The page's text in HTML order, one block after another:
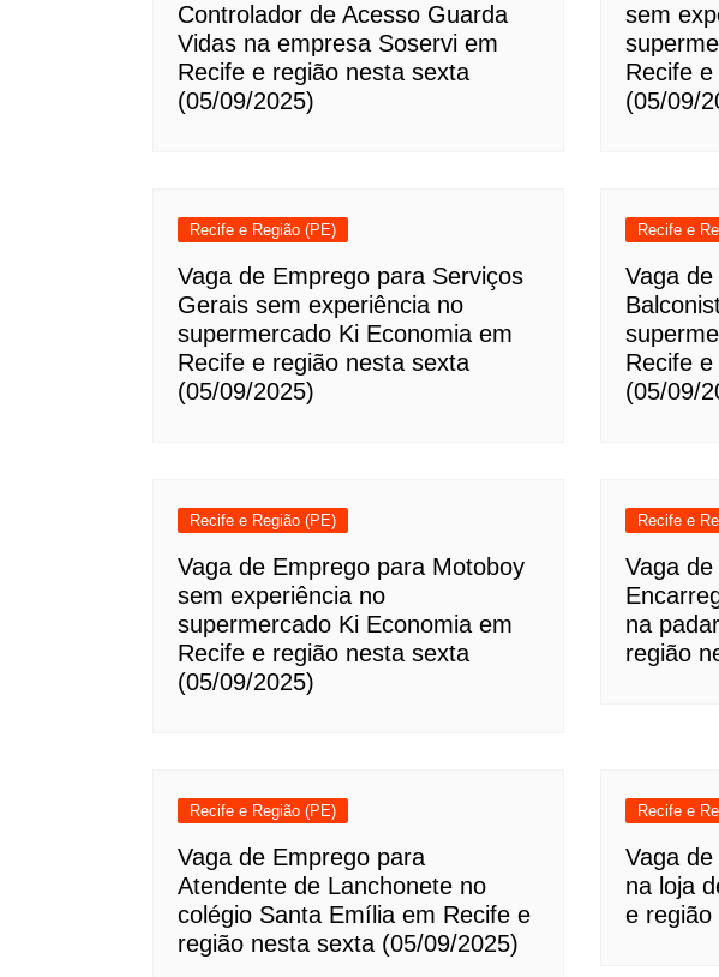
Controlador de Acesso Guarda
Vidas na empresa Soservi em
Recife e região nesta sexta
(05/09/2025)
sem
Recife
(05/09/
Recife e Região (PE)
Vaga de Emprego para Serviços
Gerais sem experiência no
supermercado Ki Economia em
Recife e região nesta sexta
(05/09/2025)
Recife e
Vaga
Recife
(05/09/
Recife e Região (PE)
Vaga de Emprego para Motoboy
sem experiência no
supermercado Ki Economia em
Recife e região nesta sexta
(05/09/2025)
Recife e
Vaga
na
região
Recife e Região (PE)
Vaga de Emprego para
Atendente de Lanchonete no
colégio Santa Emília em Recife e
região nesta sexta (05/09/2025)
Recife e
Vaga
na loja
e região